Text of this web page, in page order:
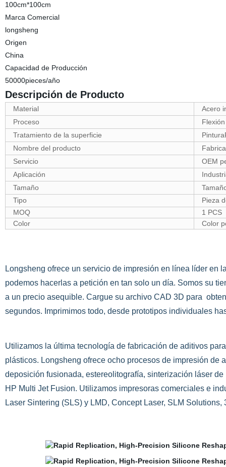
100cm*100cm
Marca Comercial
longsheng
Origen
China
Capacidad de Producción
50000pieces/año
Descripción de Producto
Material
Acero
Proceso
Tratamiento de la superficie
Nombre del producto
Servicio
OEM
Aplicación
Tamaño
Tipo
Pieza
MOQ
1 PCS
Color
Color
Longsheng ofrece un servicio de impresión en línea líder en
podemos hacerlas a petición en tan solo un día. Somos su
a un precio asequible. Cargue su archivo CAD 3D para
segundos. Imprimimos todo, desde prototipos individuales
Utilizamos la última tecnología de fabricación de aditivos
plásticos. Longsheng ofrece ocho procesos de impresión
deposición fusionada, estereolitografía, sinterización láser
HP Multi Jet Fusion. Utilizamos impresoras comerciales e
Laser Sintering (SLS) y LMD, Concept Laser, SLM